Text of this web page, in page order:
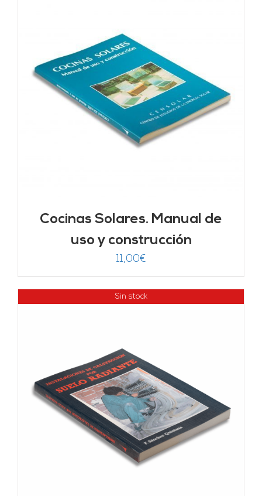
Cocinas Solares. Manual de
uso y construcción
11,00€
Sin stock